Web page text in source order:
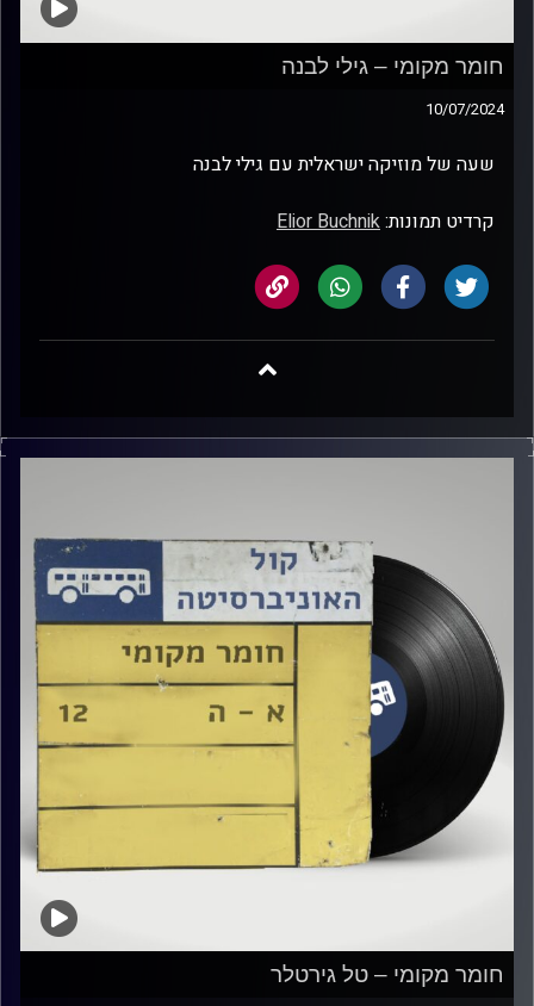
חומר מקומי – גילי לבנה
10/07/2024
שעה של מוזיקה ישראלית עם גילי לבנה
קרדיט תמונות:Elior Buchnik
חומר מקומי – טל גירטלר